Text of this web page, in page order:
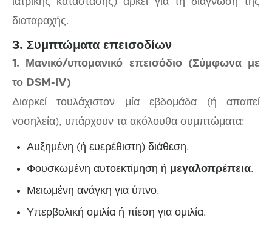
διαταραχής.
3. Συμπτώματα επεισοδίων
1. Μανικό/υπομανικό επεισόδιο (Σύμφωνα με
το DSM-IV)
Διαρκεί τουλάχιστον μία εβδομάδα (ή απαιτεί
νοσηλεία), υπάρχουν τα ακόλουθα συμπτώματα:
Αυξημένη (ή ευερέθιστη) διάθεση.
Φουσκωμένη αυτοεκτίμηση ή μεγαλοπρέπεια.
Μειωμένη ανάγκη για ύπνο.
Υπερβολική ομιλία ή πίεση για ομιλία.